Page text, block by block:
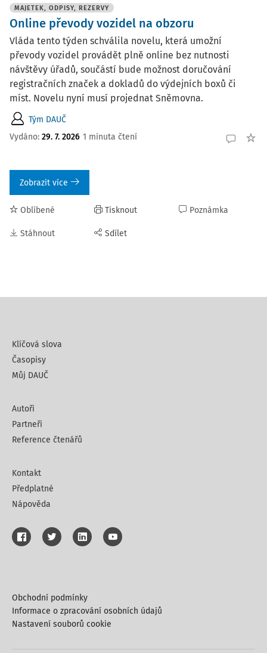
MAJETEK, ODPISY, REZERVY
Online převody vozidel na obzoru
Vláda tento týden schválila novelu, která umožní
převody vozidel provádět plně online bez nutnosti
návštěvy úřadů, součástí bude možnost doručování
registračních značek a dokladů do výdejních boxů či
míst. Novelu nyní musí projednat Sněmovna.
Tým DAUČ
Vydáno: 29. 7. 2026 1 minuta čtení
Zobrazit více
Oblíbené
Stáhnout
Tisknout
Sdílet
Poznámka
Klíčová slova
Časopisy
Můj DAUČ
Autoři
Partneři
Reference čtenářů
Kontakt
Předplatné
Nápověda
Obchodní podmínky
Informace o zpracování osobních údajů
Nastavení souborů cookie